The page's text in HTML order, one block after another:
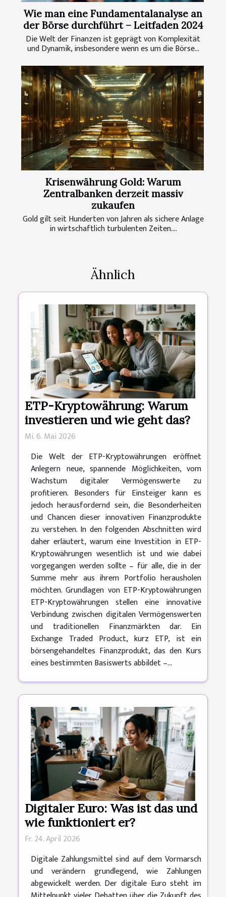
Wie man eine Fundamentalanalyse an
der Börse durchführt – Leitfaden 2024
Die Welt der Finanzen ist geprägt von Komplexität
und Dynamik, insbesondere wenn es um die Börse...
Krisenwährung Gold: Warum
Zentralbanken derzeit massiv
zukaufen
Gold gilt seit Hunderten von Jahren als sichere Anlage
in wirtschaftlich turbulenten Zeiten....
Ähnlich
ETP-Kryptowährung: Warum
investieren und wie geht das?
Mi. 6. Mai 2026
Die Welt der ETP-Kryptowährungen eröffnet
Anlegern neue, spannende Möglichkeiten, vom
Wachstum digitaler Vermögenswerte zu
profitieren. Besonders für Einsteiger kann es
jedoch herausfordernd sein, die Besonderheiten
und Chancen dieser innovativen Finanzprodukte
zu verstehen. In den folgenden Abschnitten wird
daher erläutert, warum eine Investition in ETP-
Kryptowährungen wesentlich ist und wie dabei
vorgegangen werden sollte – für alle, die in der
Summe mehr aus ihrem Portfolio herausholen
möchten. Grundlagen von ETP-Kryptowährungen
ETP-Kryptowährungen stellen eine innovative
Verbindung zwischen digitalen Vermögenswerten
und traditionellen Finanzmärkten dar. Ein
Exchange Traded Product, kurz ETP, ist ein
börsengehandeltes Finanzprodukt, das den Kurs
eines bestimmten Basiswerts abbildet –...
Digitaler Euro: Was ist das und
wie funktioniert er?
Fr. 24. April 2026
Digitale Zahlungsmittel sind auf dem Vormarsch
und verändern grundlegend, wie Zahlungen
abgewickelt werden. Der digitale Euro steht im